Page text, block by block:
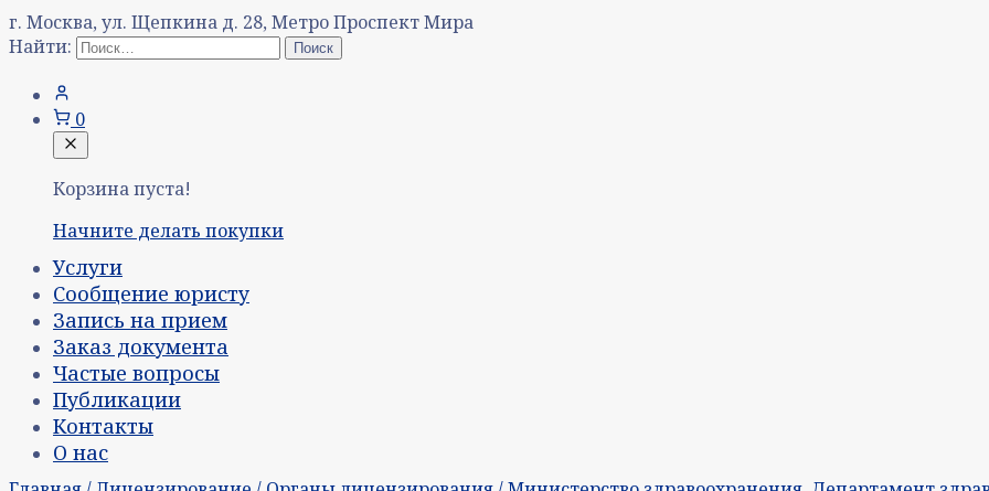
г. Москва, ул. Щепкина д. 28, Метро Проспект Мира
Найти:
0
Корзина пуста!
Начните делать покупки
Услуги
Сообщение юристу
Запись на прием
Заказ документа
Частые вопросы
Публикации
Контакты
О нас